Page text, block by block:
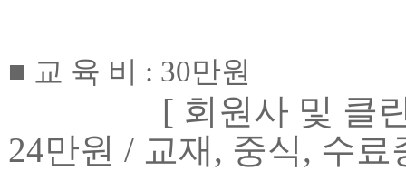
■ 교 육 비 : 30만원
[ 회원사 및 클
24만원 / 교재, 중식, 수료